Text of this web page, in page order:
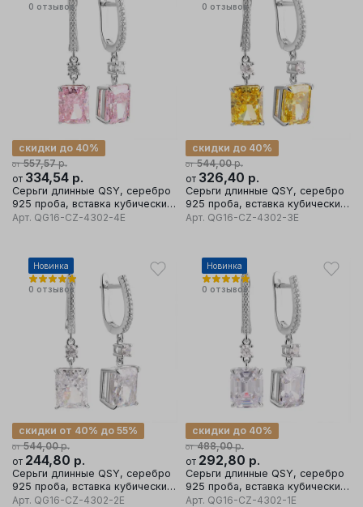
0 отзывов
от 557,57р.
скидки до 40%
от 334,54 р.
Серьги длинные QSY, серебро
925 проба, вставка кубический
цирконий
Арт. QG16-CZ-4302-4E
0 отзывов
от 544,00р.
скидки до 40%
от 326,40 р.
Серьги длинные QSY, серебро
925 проба, вставка кубический
цирконий
Арт. QG16-CZ-4302-3E
Новинка
0 отзывов
от 544,00р.
скидки от 40% до 55%
от 244,80 р.
Серьги длинные QSY, серебро
925 проба, вставка кубический
цирконий
Арт. QG16-CZ-4302-2E
Новинка
0 отзывов
от 488,00р.
скидки до 40%
от 292,80 р.
Серьги длинные QSY, серебро
925 проба, вставка кубический
цирконий
Арт. QG16-CZ-4302-1E